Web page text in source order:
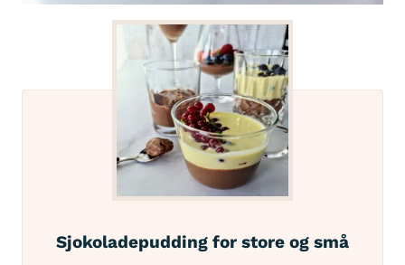
Konsistensen er luftig og myk!
Sjokoladepudding for store og små